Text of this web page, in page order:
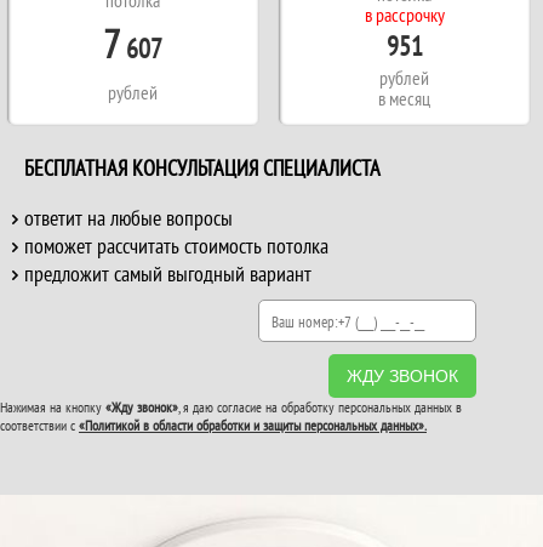
7 607
рублей
в рассрочку
951
рублей
в месяц
БЕСПЛАТНАЯ КОНСУЛЬТАЦИЯ СПЕЦИАЛИСТА
ответит на любые вопросы
поможет рассчитать стоимость потолка
предложит самый выгодный вариант
ЖДУ ЗВОНОК
Нажимая на кнопку «Жду звонок», я даю согласие на обработку персональных данных в
соответствии с «Политикой в области обработки и защиты персональных данных».